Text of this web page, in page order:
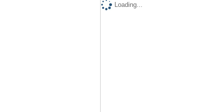
Loading...